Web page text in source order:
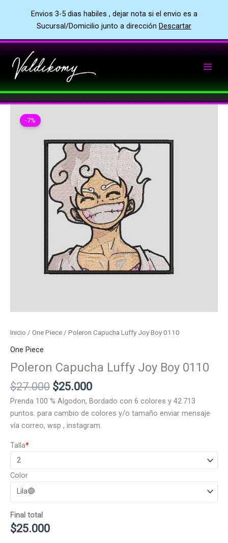
Envios 3-5 dias habiles , dejar nota si el envio es a
Sucursal/Domicilio junto a dirección Descartar
al
contenido
-7%
Inicio / One Piece / Poleron Capucha Luffy Joy Boy 0110
One Piece
Poleron Capucha Luffy Joy Boy 0110
$27.000 El
precio
original
era:
$25.000El
precio
actual
es:
Prenda 100 % Algodon, Bordado con 6 colores y 42.713
puntos. para cambio de colores y/o tamaño enviar mensaje
vía correo, wsp , instagram.
*
Talla
Color
Final total
$25.000